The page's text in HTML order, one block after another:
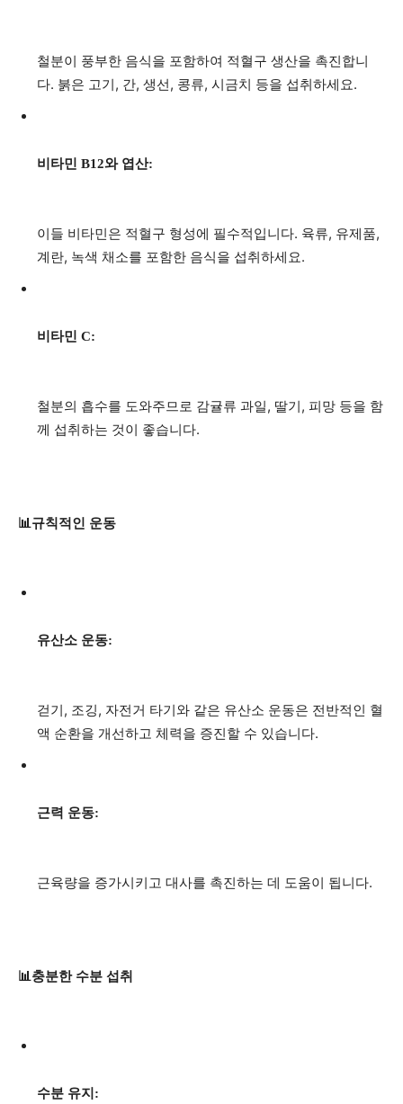
철분이 풍부한 음식을 포함하여 적혈구 생산을 촉진합니
다. 붉은 고기, 간, 생선, 콩류, 시금치 등을 섭취하세요.
비타민 B12와 엽산:
이들 비타민은 적혈구 형성에 필수적입니다. 육류, 유제품,
계란, 녹색 채소를 포함한 음식을 섭취하세요.
비타민 C:
철분의 흡수를 도와주므로 감귤류 과일, 딸기, 피망 등을 함
께 섭취하는 것이 좋습니다.
📊규칙적인 운동
유산소 운동:
걷기, 조깅, 자전거 타기와 같은 유산소 운동은 전반적인 혈
액 순환을 개선하고 체력을 증진할 수 있습니다.
근력 운동:
근육량을 증가시키고 대사를 촉진하는 데 도움이 됩니다.
📊충분한 수분 섭취
수분 유지: